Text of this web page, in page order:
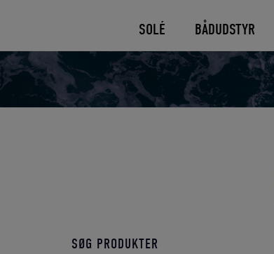
SOLÉ BÅDUDSTYR
SØG PRODUKTER